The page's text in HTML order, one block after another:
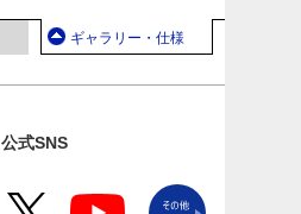
ギャラリー・仕様
公式SNS